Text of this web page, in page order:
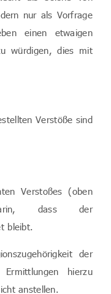
nur als Vorfrage
einen etwaigen
würdigen, dies mit
Verstöße sind
Verstoßes (oben
dass der
bleibt.
der
hierzu
anstellen.